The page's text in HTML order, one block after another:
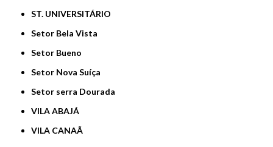
ST. UNIVERSITÁRIO
Setor Bela Vista
Setor Bueno
Setor Nova Suíça
Setor serra Dourada
VILA ABAJÁ
VILA CANAÃ